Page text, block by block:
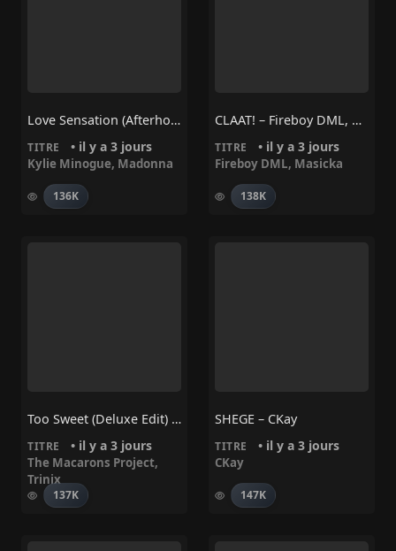
Love Sensation (Afterhours Mix) – Madonna, Kylie Minogue
TITRE • il y a 3 jours
Kylie Minogue, Madonna
136K
CLAAT! – Fireboy DML, Masicka
TITRE • il y a 3 jours
Fireboy DML, Masicka
138K
Too Sweet (Deluxe Edit) – Trinix, The Macarons Project
TITRE • il y a 3 jours
The Macarons Project,
Trinix
137K
SHEGE – CKay
TITRE • il y a 3 jours
CKay
147K